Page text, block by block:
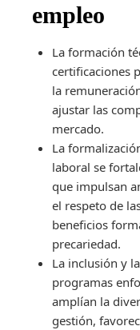
empleo
La formación
certificaciones
la
ajustar las
mercado.
La
laboral se
que impulsan
el respeto de
beneficios
precariedad.
La inclusión y
programas
amplían la
gestión,